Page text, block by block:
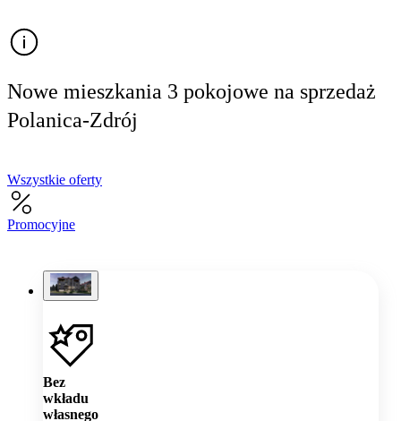
Nowe mieszkania 3 pokojowe na sprzedaż
Polanica-Zdrój
Wszystkie oferty
Promocyjne
Bez
wkładu
własnego